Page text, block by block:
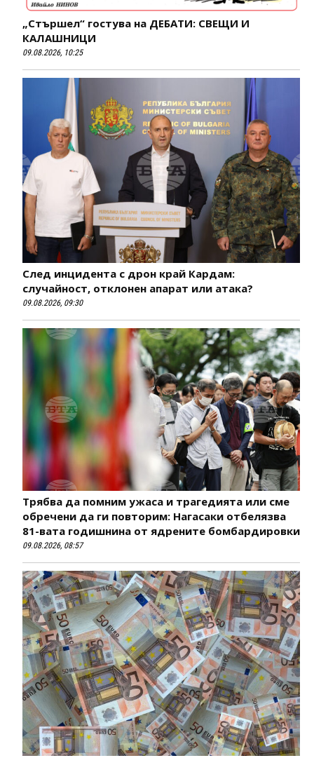
„Стършел“ гостува на ДЕБАТИ: СВЕЩИ И
КАЛАШНИЦИ
09.08.2026, 10:25
След инцидента с дрон край Кардам:
случайност, отклонен апарат или атака?
09.08.2026, 09:30
Трябва да помним ужаса и трагедията или сме
обречени да ги повторим: Нагасаки отбелязва
81-вата годишнина от ядрените бомбардировки
09.08.2026, 08:57